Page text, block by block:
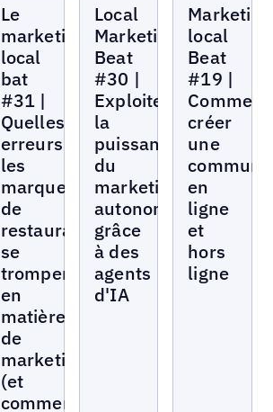
Marketing
Beat
Le
marketing
local
bat
#31 |
Quelles
erreurs
les
marques
de
restaurants
se
trompent
en
matière
de
marketing
(et
comment
Marketing
Beat
Local
Marketing
Beat
#30 |
Exploiter
la
puissance
du
marketing
autonome
grâce
à des
agents
d'IA
Marketing
Beat
Marketing
local
Beat
#19 |
Comment
créer
une
en
ligne
et
hors
ligne